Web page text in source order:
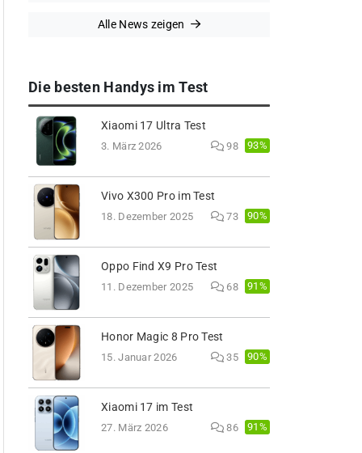
Alle News zeigen
Die besten Handys im Test
Xiaomi 17 Ultra Test
3. März 2026 98 93%
Vivo X300 Pro im Test
18. Dezember 2025 73 90%
Oppo Find X9 Pro Test
11. Dezember 2025 68 91%
Honor Magic 8 Pro Test
15. Januar 2026 35 90%
Xiaomi 17 im Test
27. März 2026 86 91%